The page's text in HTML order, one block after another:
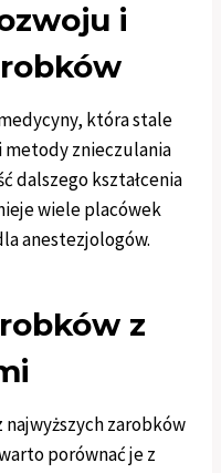
i
która stale
metody znieczulania
dalszego kształcenia
wiele placówek
anestezjologów.
z
najwyższych zarobków
porównać je z